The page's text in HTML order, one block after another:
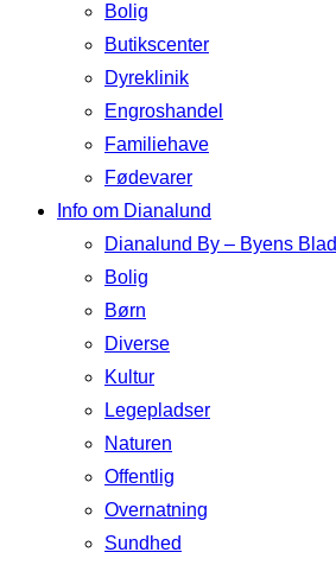
Bolig
Butikscenter
Dyreklinik
Engroshandel
Familiehave
Fødevarer
Info om Dianalund
Dianalund By – Byens Blad
Bolig
Børn
Diverse
Kultur
Legepladser
Naturen
Offentlig
Overnatning
Sundhed